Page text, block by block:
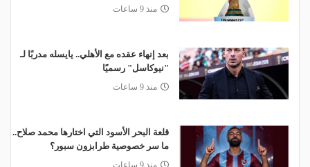
منذ 9 ساعات
بعد إنهاء عقده مع الأهلي.. يايسله مدربًا لـ
"نيوكاسل" رسميًا
منذ 9 ساعات
قلعة البحر الأسود التي اختارها محمد صلاح..
ما سر خصوصية طرابزون سبور؟
منذ 9 ساعات